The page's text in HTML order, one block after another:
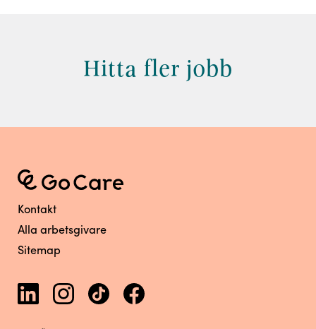
Hitta fler jobb
Kontakt
Alla arbetsgivare
Sitemap